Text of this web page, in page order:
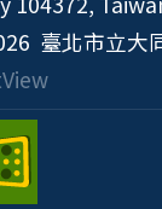
臺北市立大